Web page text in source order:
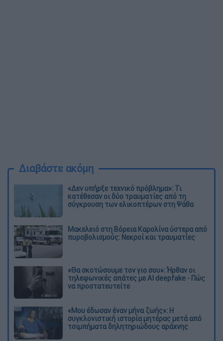
Διαβάστε ακόμη
«Δεν υπήρξε τεχνικό πρόβλημα»: Τι
κατέθεσαν οι δύο τραυματίες από τη
σύγκρουση των ελικοπτέρων στη Ψάθα
Μακελειό στη Βόρεια Καρολίνα ύστερα από
πυροβολισμούς: Νεκροί και τραυματίες
«Θα σκοτώσουμε τον γιο σου»: Ήρθαν οι
τηλεφωνικές απάτες με AI deepfake - Πώς
να προστατευτείτε
«Μου έδωσαν έναν μήνα ζωής»: Η
συγκλονιστική ιστορία μητέρας μετά από
τσιμπήματα δηλητηριώδους αράχνης